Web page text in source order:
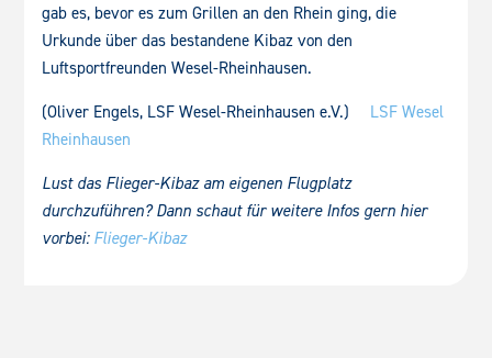
gab es, bevor es zum Grillen an den Rhein ging, die
Urkunde über das bestandene Kibaz von den
Luftsportfreunden Wesel-Rheinhausen.
(Oliver Engels, LSF Wesel-Rheinhausen e.V.)
LSF Wesel
Rheinhausen
Lust das Flieger-Kibaz am eigenen Flugplatz
durchzuführen? Dann schaut für weitere Infos gern hier
vorbei: Flieger-Kibaz